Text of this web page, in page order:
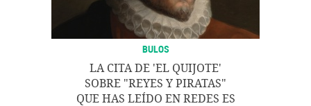
BULOS
LA CITA DE 'EL QUIJOTE'
SOBRE "REYES Y PIRATAS"
QUE HAS LEÍDO EN REDES ES